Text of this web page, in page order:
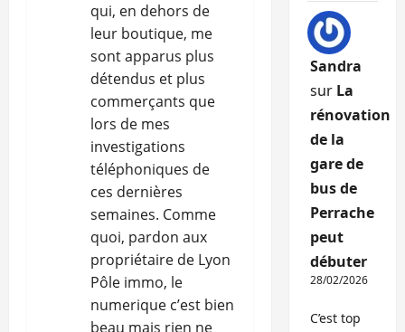
qui, en dehors de
leur boutique, me
sont apparus plus
détendus et plus
commerçants que
lors de mes
investigations
téléphoniques de
ces dernières
semaines. Comme
quoi, pardon aux
propriétaire de Lyon
Pôle immo, le
numerique c’est bien
beau mais rien ne
Sandra
sur La
rénovation
de la
gare de
bus de
Perrache
peut
débuter
28/02/2026
C’est top